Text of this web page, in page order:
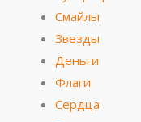
Смайлы
Звезды
Деньги
Флаги
Сердца